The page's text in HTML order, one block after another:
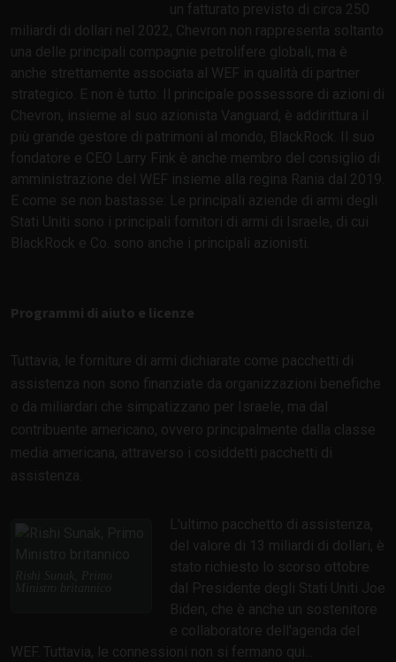
un fatturato previsto di circa 250
miliardi di dollari nel 2022, Chevron non rappresenta soltanto
una delle principali compagnie petrolifere globali, ma è
anche strettamente associata al WEF in qualità di partner
strategico. E non è tutto: Il principale possessore di azioni di
Chevron, insieme al suo azionista Vanguard, è addirittura il
più grande gestore di patrimoni al mondo, BlackRock. Il suo
fondatore e CEO Larry Fink è anche membro del consiglio di
amministrazione del WEF insieme alla regina Rania dal 2019.
E come se non bastasse: Le principali aziende di armi degli
Stati Uniti sono i principali fornitori di armi di Israele, di cui
BlackRock e Co. sono anche i principali azionisti.
Programmi di aiuto e licenze
Tuttavia, le forniture di armi dichiarate come pacchetti di
assistenza non sono finanziate da organizzazioni benefiche
o da miliardari che simpatizzano per Israele, ma dal
contribuente americano, ovvero principalmente dalla classe
media americana, attraverso i cosiddetti pacchetti di
assistenza.
L'ultimo pacchetto di assistenza,
del valore di 13 miliardi di dollari, è
stato richiesto lo scorso ottobre
dal Presidente degli Stati Uniti Joe
Biden, che è anche un sostenitore
e collaboratore dell'agenda del
WEF. Tuttavia, le connessioni non si fermano qui...